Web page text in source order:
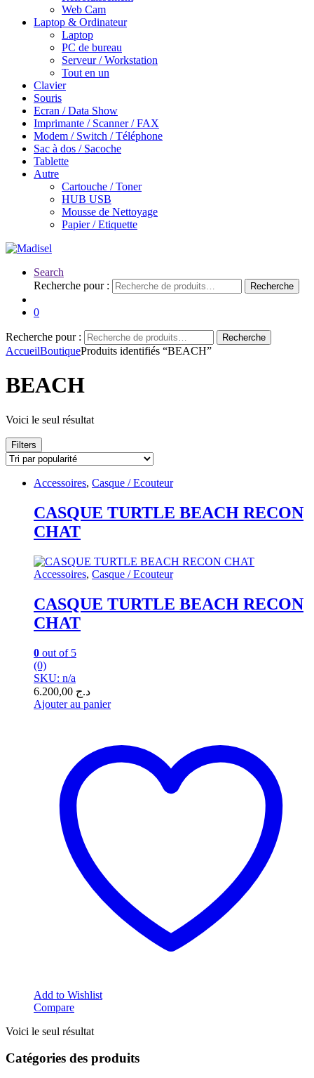
Web Cam
Laptop & Ordinateur
Laptop
PC de bureau
Serveur / Workstation
Tout en un
Clavier
Souris
Ecran / Data Show
Imprimante / Scanner / FAX
Modem / Switch / Téléphone
Sac à dos / Sacoche
Tablette
Autre
Cartouche / Toner
HUB USB
Mousse de Nettoyage
Papier / Etiquette
Search
Recherche pour :
Recherche
0
Recherche pour : Recherche
AccueilBoutiqueProduits identifiés “BEACH”
BEACH
Voici le seul résultat
Filters
Accessoires, Casque / Ecouteur
CASQUE TURTLE BEACH RECON
CHAT
Accessoires, Casque / Ecouteur
CASQUE TURTLE BEACH RECON
CHAT
0 out of 5
(0)
SKU: n/a
د.ج
Ajouter au panier
Add to Wishlist
Compare
Voici le seul résultat
Catégories des produits